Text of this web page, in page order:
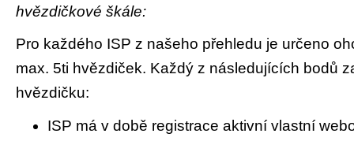
hvězdičkové škále:
Pro každého ISP z našeho přehledu je určeno
max. 5ti hvězdiček. Každý z následujících bodů
hvězdičku:
ISP má v době registrace aktivní vlastní